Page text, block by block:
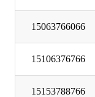
15063766066
15106376766
15153788766